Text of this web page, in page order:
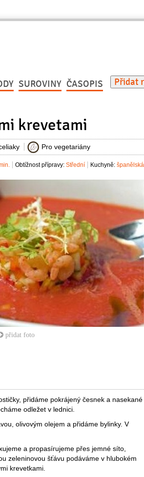
SUROVINY ČASOPIS Přidat
krevetami
Pro vegetariány
Kuchyně: španělská
Obtížnost přípravy: Střední
přidat foto
přidáme pokrájený česnek a nasekané
odležet v lednici.
olivovým olejem a přidáme bylinky. V
a propasírujeme přes jemné síto,
zeleninovou šťávu podáváme v hlubokém
krevetkami.